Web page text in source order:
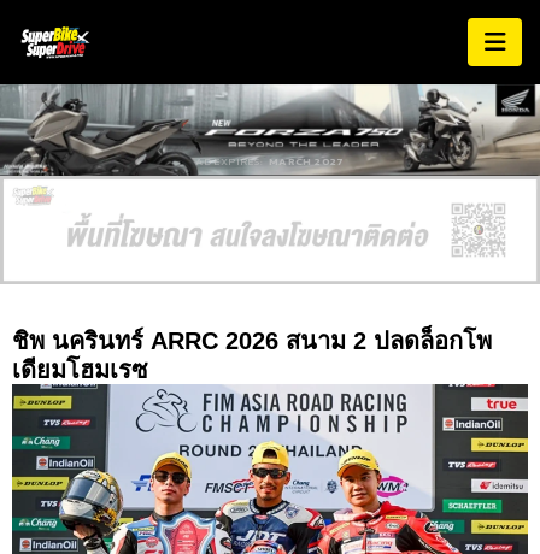
AD EXPIRES: MARCH 2027
ชิพ นครินทร์ ARRC 2026 สนาม 2 ปลดล็อกโพ
เดียมโฮมเรซ